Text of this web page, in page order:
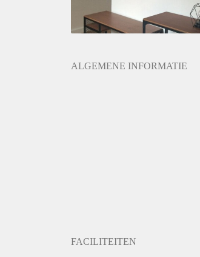
ALGEMENE INFORMATIE
FACILITEITEN